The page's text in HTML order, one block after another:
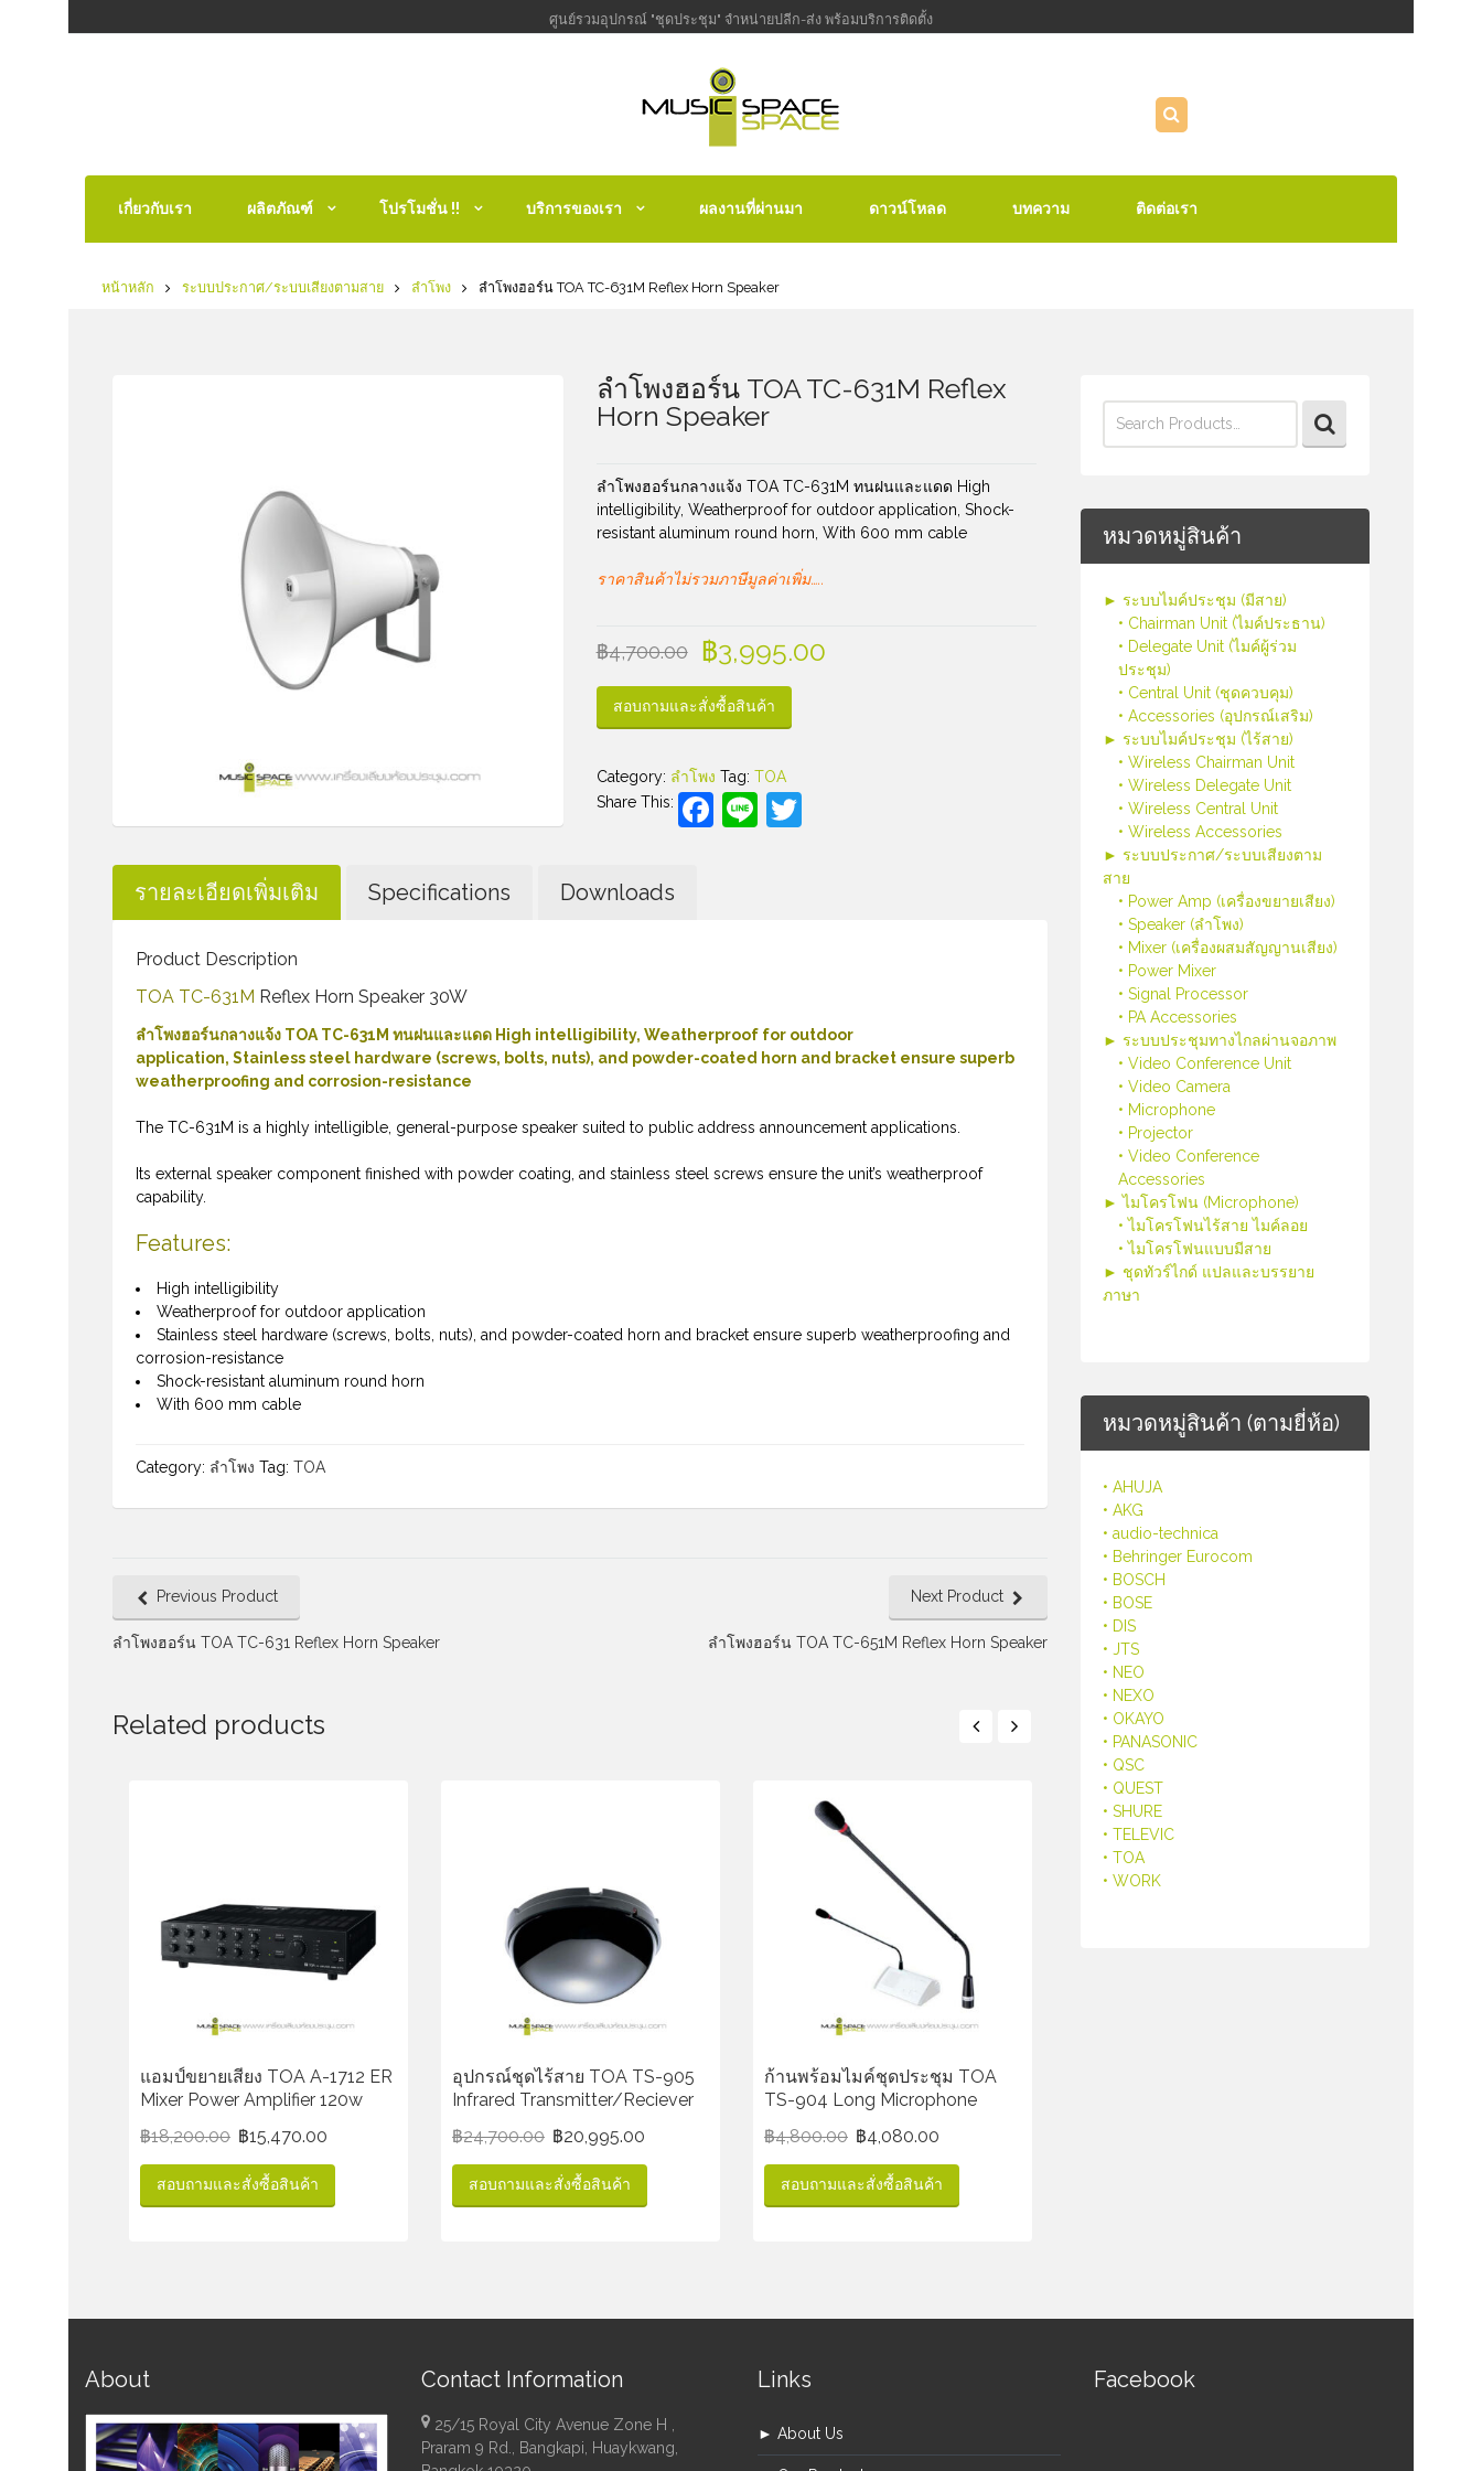
ศูนย์รวมอุปกรณ์ "ชุดประชุม" จำหน่ายปลีก-ส่ง พร้อมบริการติดตั้ง
เกี่ยวกับเรา ผลิตภัณฑ์ โปรโมชั่น !! บริการของเรา ผลงานที่ผ่านมา ดาวน์โหลด บทความ ติดต่อเรา
หน้าหลัก ระบบประกาศ/ระบบเสียงตามสาย ลำโพง ลำโพงฮอร์น TOA TC-631M Reflex Horn Speaker
for:
หมวดหมู่สินค้า
► ระบบไมค์ประชุม (มีสาย)
• Chairman Unit (ไมค์ประธาน)
• Delegate Unit (ไมค์ผู้ร่วม
ประชุม)
• Central Unit (ชุดควบคุม)
• Accessories (อุปกรณ์เสริม)
► ระบบไมค์ประชุม (ไร้สาย)
• Wireless Chairman Unit
• Wireless Delegate Unit
• Wireless Central Unit
• Wireless Accessories
► ระบบประกาศ/ระบบเสียงตาม
สาย
• Power Amp (เครื่องขยายเสียง)
• Speaker (ลำโพง)
• Mixer (เครื่องผสมสัญญานเสียง)
• Power Mixer
• Signal Processor
• PA Accessories
► ระบบประชุมทางไกลผ่านจอภาพ
• Video Conference Unit
• Video Camera
• Microphone
• Projector
• Video Conference
Accessories
► ไมโครโฟน (Microphone)
• ไมโครโฟนไร้สาย ไมค์ลอย
• ไมโครโฟนแบบมีสาย
► ชุดทัวร์ไกด์ แปลและบรรยาย
ภาษา
หมวดหมู่สินค้า (ตามยี่ห้อ)
• AHUJA
• AKG
• audio-technica
• Behringer Eurocom
• BOSCH
• BOSE
• DIS
• JTS
• NEO
• NEXO
• OKAYO
• PANASONIC
• QSC
• QUEST
• SHURE
• TELEVIC
• TOA
• WORK
ลำโพงฮอร์น TOA TC-631M Reflex
Horn Speaker
ลำโพงฮอร์นกลางแจ้ง TOA TC-631M ทนฝนและแดด High
intelligibility, Weatherproof for outdoor application, Shock-
resistant aluminum round horn, With 600 mm cable
ราคาสินค้าไม่รวมภาษีมูลค่าเพิ่ม…..
฿4,700.00 ฿3,995.00
สอบถามและสั่งซื้อสินค้า
Category: ลำโพง Tag: TOA
Share This:
Facebook
LineTwitter
รายละเอียดเพิ่มเติม Specifications Downloads
Product Description
TOA TC-631M Reflex Horn Speaker 30W
ลำโพงฮอร์นกลางแจ้ง TOA TC-631M ทนฝนและแดด High intelligibility, Weatherproof for outdoor
application, Stainless steel hardware (screws, bolts, nuts), and powder-coated horn and bracket ensure superb
weatherproofing and corrosion-resistance
The TC-631M is a highly intelligible, general-purpose speaker suited to public address announcement applications.
Its external speaker component finished with powder coating, and stainless steel screws ensure the unit’s weatherproof
capability.
Features:
High intelligibility
Weatherproof for outdoor application
Stainless steel hardware (screws, bolts, nuts), and powder-coated horn and bracket ensure superb weatherproofing and
corrosion-resistance
Shock-resistant aluminum round horn
With 600 mm cable
Category: ลำโพง Tag: TOA
Previous Product
ลำโพงฮอร์น TOA TC-631 Reflex Horn Speaker
Next Product
ลำโพงฮอร์น TOA TC-651M Reflex Horn Speaker
Related products
แอมป์ขยายเสียง TOA A-1712 ER
Mixer Power Amplifier 120w
฿18,200.00 ฿15,470.00
สอบถามและสั่งซื้อสินค้า
อุปกรณ์ชุดไร้สาย TOA TS-905
Infrared Transmitter/Reciever
฿24,700.00 ฿20,995.00
สอบถามและสั่งซื้อสินค้า
ก้านพร้อมไมค์ชุดประชุม TOA
TS-904 Long Microphone
฿4,800.00 ฿4,080.00
สอบถามและสั่งซื้อสินค้า
About Contact Information
25/15 Royal City Avenue Zone H ,
Praram 9 Rd., Bangkapi, Huaykwang,
Links
► About Us
Facebook